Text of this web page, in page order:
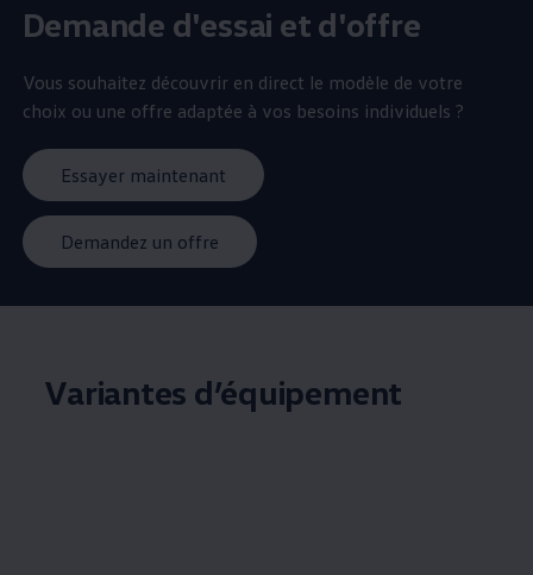
Demande d'essai et d'offre
Vous souhaitez découvrir en direct le modèle de votre
choix ou une offre adaptée à vos besoins individuels ?
Essayer maintenant
Demandez un offre
Variantes d’équipement